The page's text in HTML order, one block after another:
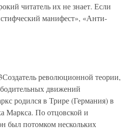
читатель их не знает. Если
манифест», «Анти-
революционной теории,
движений
родился в Трире (Германия) в
Маркса. По отцовской и
был потомком нескольких